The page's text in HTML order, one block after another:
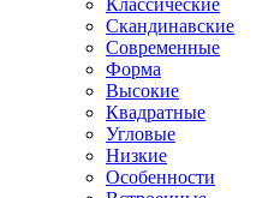
Классические
Скандинавские
Современные
Форма
Высокие
Квадратные
Угловые
Низкие
Особенности